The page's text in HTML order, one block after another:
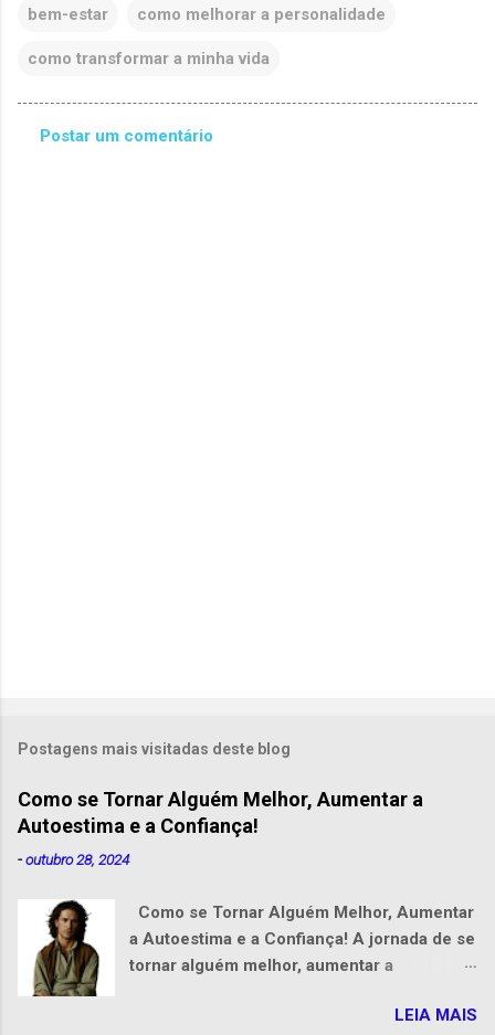
bem-estar como melhorar a personalidade
como transformar a minha vida
Postar um comentário
Postagens mais visitadas deste blog
Como se Tornar Alguém Melhor, Aumentar a
Autoestima e a Confiança!
-outubro 28, 2024
Como se Tornar Alguém Melhor, Aumentar
a Autoestima e a Confiança! A jornada de se
tornar alguém melhor, aumentar a
LEIA MAIS